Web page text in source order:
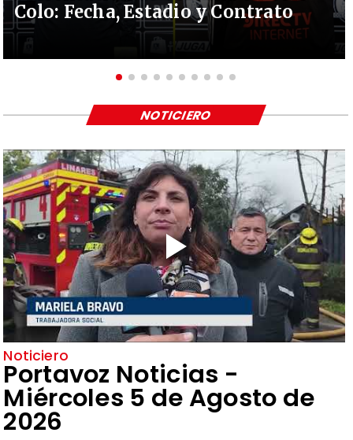
Colo: Fecha, Estadio y Contrato
Noticiero
Portavoz Noticias -
Miércoles 5 de Agosto de
2026
NOTICIERO